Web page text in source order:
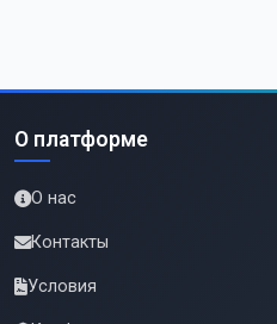
О платформе
О нас
Контакты
Условия